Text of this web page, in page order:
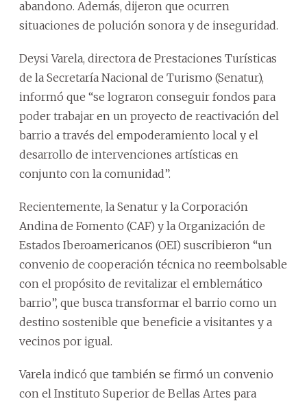
abandono. Además, dijeron que ocurren
situaciones de polución sonora y de inseguridad.
Deysi Varela, directora de Prestaciones Turísticas
de la Secretaría Nacional de Turismo (Senatur),
informó que “se lograron conseguir fondos para
poder trabajar en un proyecto de reactivación del
barrio a través del empoderamiento local y el
desarrollo de intervenciones artísticas en
conjunto con la comunidad”.
Recientemente, la Senatur y la Corporación
Andina de Fomento (CAF) y la Organización de
Estados Iberoamericanos (OEI) suscribieron “un
convenio de cooperación técnica no reembolsable
con el propósito de revitalizar el emblemático
barrio”, que busca transformar el barrio como un
destino sostenible que beneficie a visitantes y a
vecinos por igual.
Varela indicó que también se firmó un convenio
con el Instituto Superior de Bellas Artes para